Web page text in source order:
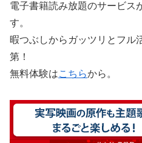
電子書籍読み放題のサービス
す。
暇つぶしからガッツリとフル
第！
無料体験はこちらから。